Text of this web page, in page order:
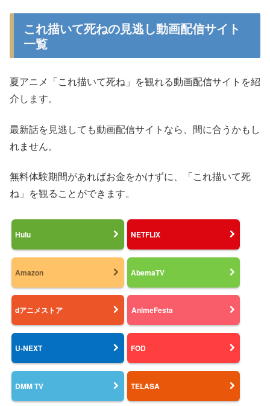
これ描いて死ねの見逃し動画配信サイト
一覧
夏アニメ「これ描いて死ね」を観れる動画配信サイトを紹
介します。
最新話を見逃しても動画配信サイトなら、間に合うかもし
れません。
無料体験期間があればお金をかけずに、「これ描いて死
ね」を観ることができます。
Hulu NETFLIX
Amazon AbemaTV
dアニメストア AnimeFesta
U-NEXT FOD
DMM TV TELASA